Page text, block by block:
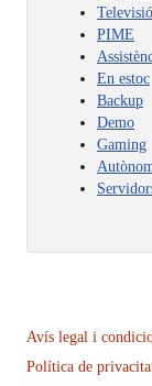
Televisió
PIME
En estoc
Backup
Demo
Gaming
Avís legal i
Política de